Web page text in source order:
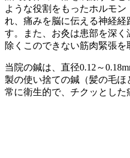
ような役割をもったホルモ
れ、痛みを脳に伝える神経経
す。また、お灸は患部を深く
除くこのできない筋肉緊張を
当院の鍼は、直径0.12～
製の使い捨ての鍼（髪の毛
常に衛生的で、チクッとした